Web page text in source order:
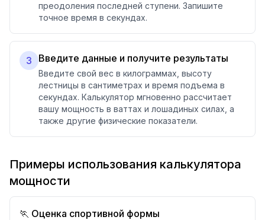
преодоления последней ступени. Запишите
точное время в секундах.
3 Введите данные и получите результаты
Введите свой вес в килограммах, высоту
лестницы в сантиметрах и время подъема в
секундах. Калькулятор мгновенно рассчитает
вашу мощность в ваттах и лошадиных силах, а
также другие физические показатели.
Примеры использования калькулятора
мощности
🏃 Оценка спортивной формы